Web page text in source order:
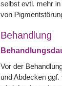
selbst evtl. mehr
von
Behandlung
Vor der
und Abdecken